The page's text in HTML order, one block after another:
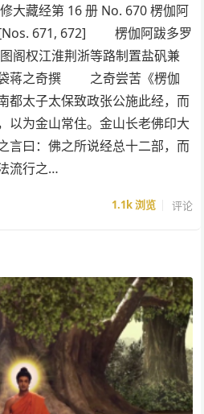
大藏经第 16 册 No. 670 楞伽阿
671, 672] 楞伽阿跋多罗
权江淮荆浙等路制置盐矾兼
袋蒋之奇撰 之奇尝苦《楞伽
都太子太保致政张公施此经，而
以为金山常住。金山长老佛印大
言曰：佛之所说经总十二部，而
流行之…
1.1k浏览 评论